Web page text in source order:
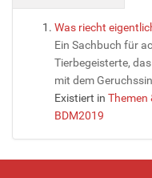
Was riecht
Ein Sachbuch für
Tierbegeisterte,
mit dem
Existiert in Themen
BDM2019